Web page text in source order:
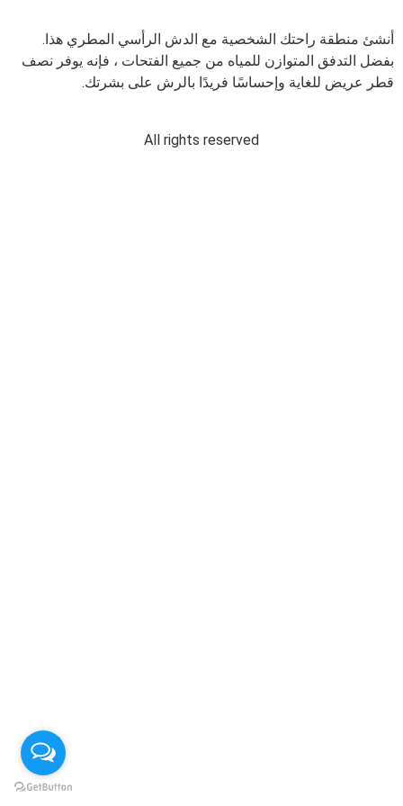
أنشئ منطقة راحتك الشخصية مع الدش الرأسي المطري هذا.
بفضل التدفق المتوازن للمياه من جميع الفتحات ، فإنه يوفر نصف
قطر عريض للغاية وإحساسًا فريدًا بالرش على بشرتك.
All rights reserved